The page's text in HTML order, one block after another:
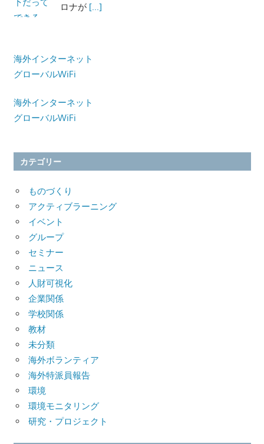
ロナが [...]
海外インターネット
グローバルWiFi
海外インターネット
グローバルWiFi
カテゴリー
ものづくり
アクティブラーニング
イベント
グループ
セミナー
ニュース
人財可視化
企業関係
学校関係
教材
未分類
海外ボランティア
海外特派員報告
環境
環境モニタリング
研究・プロジェクト